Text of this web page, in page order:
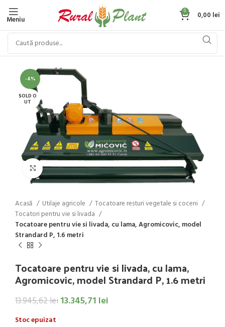
Meniu
0 0,00 lei
-4%
SOLD O
UT
Click to enlarge
Acasă Utilaje agricole
Tocatoare resturi vegetale si coceni
Tocatori pentru vie si livada
Tocatoare pentru vie si livada, cu lama, Agromicovic, model
Strandard P, 1.6 metri
Tocatoare pentru vie si livada, cu lama,
Agromicovic, model Strandard P, 1.6 metri
13.945,62lei13.345,71 lei
Stoc epuizat